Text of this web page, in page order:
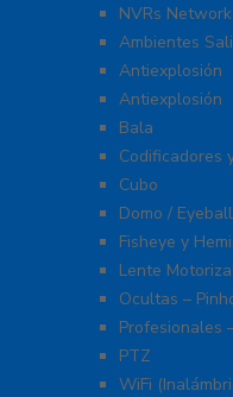
NVRs
Ambientes
Antiexplosión
Antiexplosión
Bala
Codificadores
Cubo
Domo /
Fisheye y
Lente
Ocultas –
Profesionales
PTZ
WiFi